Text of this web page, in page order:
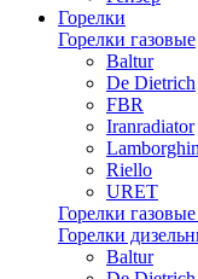
Горелки
Горелки газовые
Baltur
De Dietrich
FBR
Iranradiator
Riello
URET
Горелки
Горелки
Baltur